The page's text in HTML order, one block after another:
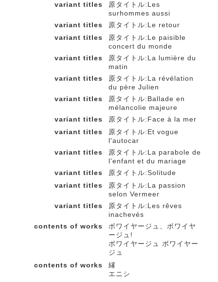
variant titles
原タイトル:Les
surhommes aussi
variant titles
原タイトル:Le retour
variant titles
原タイトル:Le paisible
concert du monde
variant titles
原タイトル:La lumière du
matin
variant titles
原タイトル:La révélation
du père Julien
variant titles
原タイトル:Ballade en
mélancolie majeure
variant titles
原タイトル:Face à la mer
variant titles
原タイトル:Et vogue
l'autocar
variant titles
原タイトル:La parabole de
l'enfant et du mariage
variant titles
原タイトル:Solitude
variant titles
原タイトル:La passion
selon Vermeer
variant titles
原タイトル:Les rêves
inachevés
contents of works
ボワイヤージュ、ボワイヤ
ージュ!
ボワイヤージュ ボワイヤー
ジュ
contents of works
縁
エニシ